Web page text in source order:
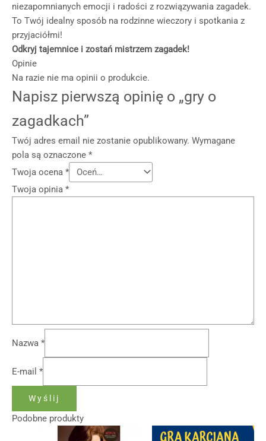
niezapomnianych emocji i radości z rozwiązywania zagadek.
To Twój idealny sposób na rodzinne wieczory i spotkania z
przyjaciółmi!
Odkryj tajemnice i zostań mistrzem zagadek!
Opinie
Na razie nie ma opinii o produkcie.
Napisz pierwszą opinię o „gry o
zagadkach”
Twój adres email nie zostanie opublikowany. Wymagane
pola są oznaczone *
Twoja ocena *
Twoja opinia *
Nazwa *
E-mail *
Podobne produkty